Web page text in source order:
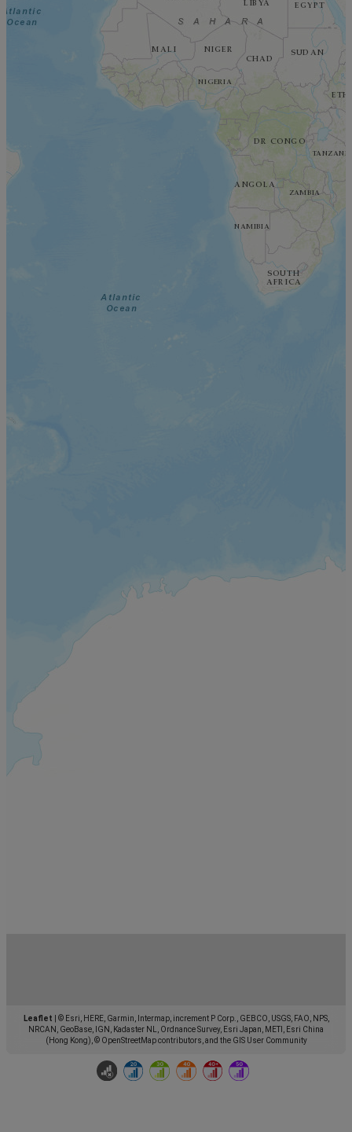
Leaflet
© Esri, HERE, Garmin, Intermap, increment P Corp., GEBCO, USGS, FAO, NPS,
NRCAN, GeoBase, IGN, Kadaster NL, Ordnance Survey, Esri Japan, METI, Esri China
(Hong Kong), © OpenStreetMap contributors, and the GIS User Community